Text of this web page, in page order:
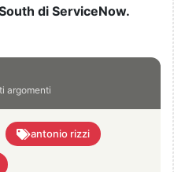
di ServiceNow.
argomenti
antonio rizzi